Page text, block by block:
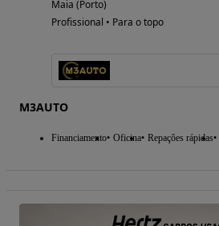
Maia (Porto)
Profissional • Para o topo
M3AUTO
Financiamento Oficina Repações rápidas